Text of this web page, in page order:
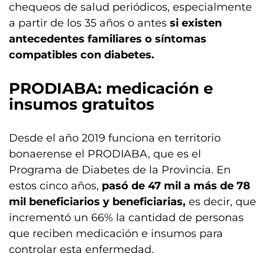
chequeos de salud periódicos, especialmente
a partir de los 35 años o antes si existen
antecedentes familiares o síntomas
compatibles con diabetes.
PRODIABA: medicación e
insumos gratuitos
Desde el año 2019 funciona en territorio
bonaerense el PRODIABA, que es el
Programa de Diabetes de la Provincia. En
estos cinco años, pasó de 47 mil a más de 78
mil beneficiarios y beneficiarias, es decir, que
incrementó un 66% la cantidad de personas
que reciben medicación e insumos para
controlar esta enfermedad.